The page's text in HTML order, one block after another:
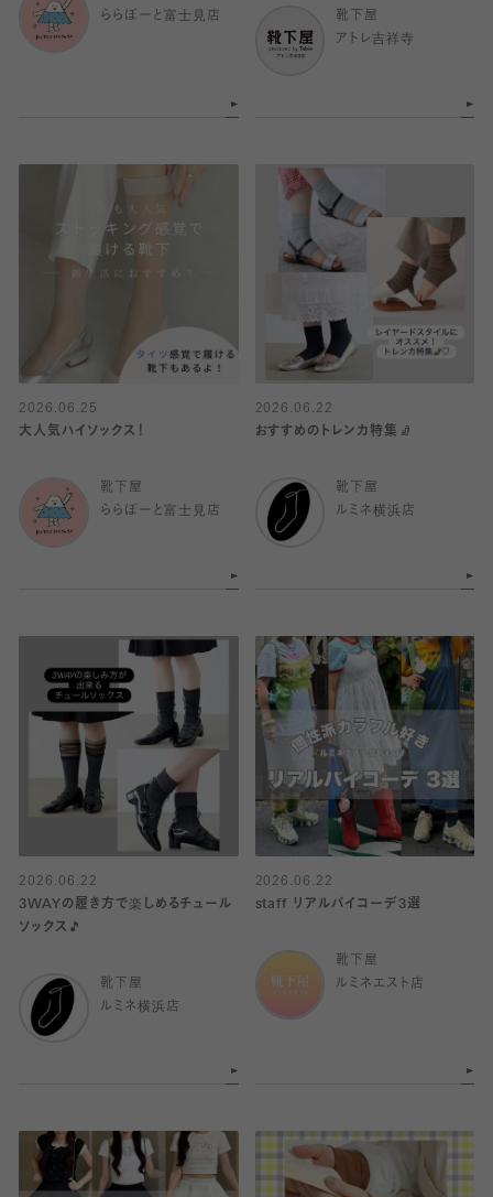
ららぽーと富士見店
靴下屋
アトレ吉祥寺
2026.06.25
大人気ハイソックス！
靴下屋
ららぽーと富士見店
2026.06.22
おすすめのトレンカ特集🧦
靴下屋
ルミネ横浜店
2026.06.22
3WAYの履き方で楽しめるチュール
ソックス🎵
靴下屋
ルミネ横浜店
2026.06.22
staff リアルバイコーデ3選
靴下屋
ルミネエスト店